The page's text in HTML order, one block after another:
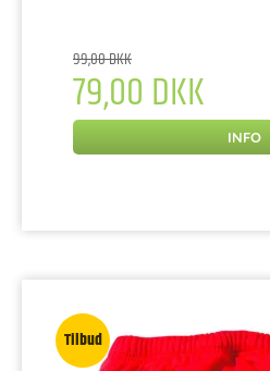
99,00 DKK
79,00 DKK
INFO
Tilbud